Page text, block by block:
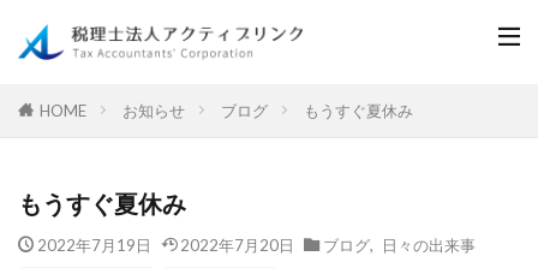
HOME お知らせ ブログ もうすぐ夏休み
もうすぐ夏休み
2022年7月19日 2022年7月20日 ブログ, 日々の出来事